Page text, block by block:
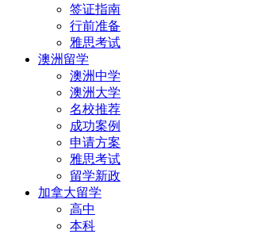
签证指南
行前准备
雅思考试
澳洲留学
澳洲中学
澳洲大学
名校推荐
成功案例
申请方案
雅思考试
留学新政
加拿大留学
高中
本科